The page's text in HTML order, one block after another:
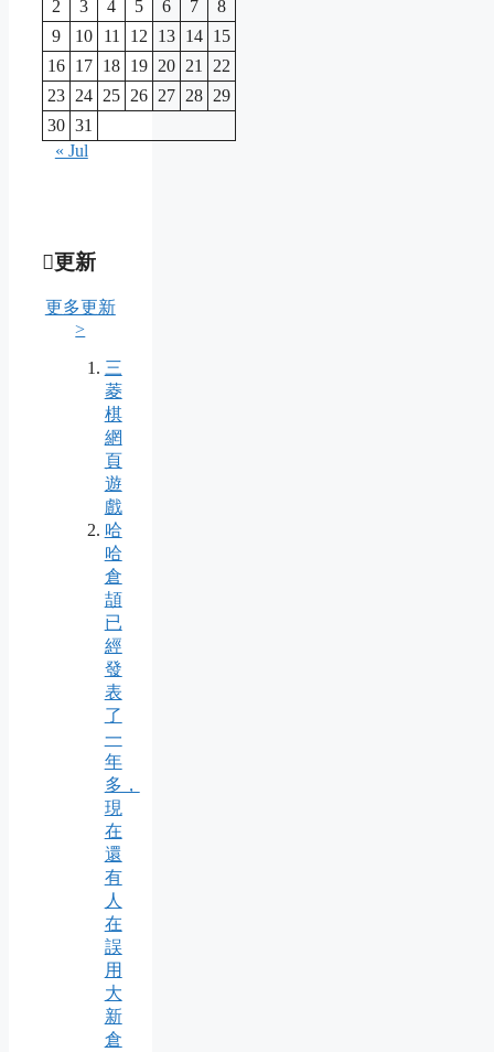
2
3 4 5 6 7
8
9
10 11 12 13 14 15
16 17 18 19 20 21
22
23 24 25 26 27 28 29
30 31
« Jul
更新
更多更新
>
三
菱
棋
網
頁
遊
戲
哈
哈
倉
頡
已
經
發
表
了
一
年
多，
現
在
還
有
人
在
誤
用
大
新
倉